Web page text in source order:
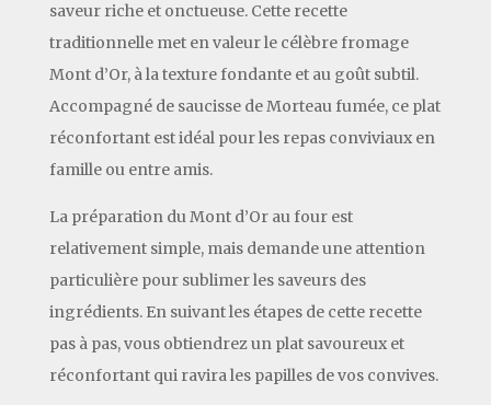
saveur riche et onctueuse. Cette recette
traditionnelle met en valeur le célèbre fromage
Mont d’Or, à la texture fondante et au goût subtil.
Accompagné de saucisse de Morteau fumée, ce plat
réconfortant est idéal pour les repas conviviaux en
famille ou entre amis.
La préparation du Mont d’Or au four est
relativement simple, mais demande une attention
particulière pour sublimer les saveurs des
ingrédients. En suivant les étapes de cette recette
pas à pas, vous obtiendrez un plat savoureux et
réconfortant qui ravira les papilles de vos convives.